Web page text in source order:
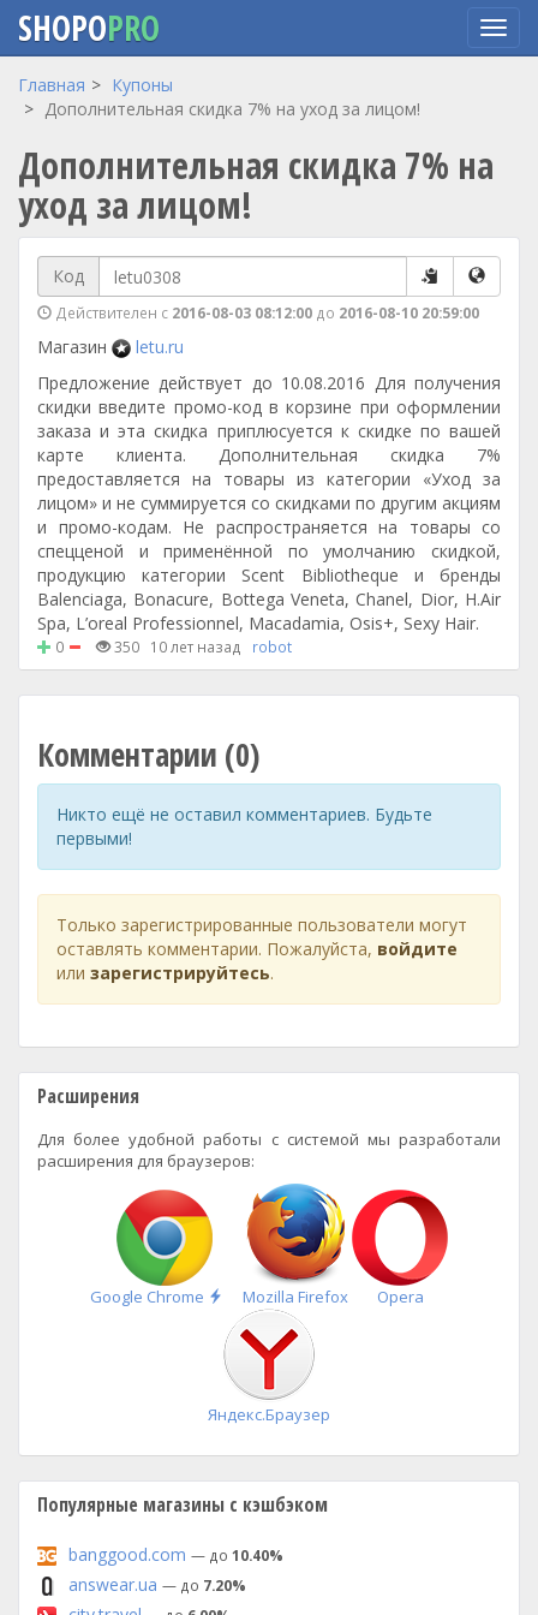
Перейти
содержанию
SHOPOPRO
Главная
Купоны
Дополнительная скидка 7% на уход за лицом!
Дополнительная скидка 7% на
уход за лицом!
Код
Действителен с 2016-08-03 08:12:00 до 2016-08-10 20:59:00
Магазин
letu.ru
Предложение действует до 10.08.2016 Для получения
скидки введите промо-код в корзине при оформлении
заказа и эта скидка приплюсуется к скидке по вашей
карте клиента. Дополнительная скидка 7%
предоставляется на товары из категории «Уход за
лицом» и не суммируется со скидками по другим акциям
и промо-кодам. Не распространяется на товары со
спецценой и применённой по умолчанию скидкой,
продукцию категории Scent Bibliotheque и бренды
Balenciaga, Bonacure, Bottega Veneta, Chanel, Dior, H.Air
Spa, L’oreal Professionnel, Macadamia, Osis+, Sexy Hair.
0 350 10 лет назад robot
Комментарии (0)
Никто ещё не оставил комментариев. Будьте
первыми!
Только зарегистрированные пользователи могут
оставлять комментарии. Пожалуйста, войдите
или зарегистрируйтесь.
Расширения
Для более удобной работы с системой мы разработали
расширения для браузеров:
Google Chrome
Быстрая
установка
Mozilla Firefox Opera
Яндекс.Браузер
Популярные магазины с кэшбэком
banggood.com — до 10.40%
answear.ua — до 7.20%